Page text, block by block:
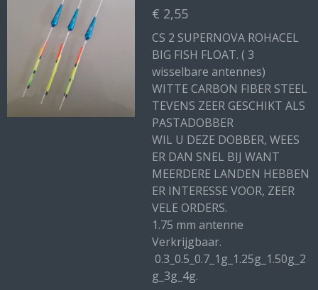
€ 2,55
CS 2 SUPERNOVA ROHACEL
BIG FISH FLOAT. ( 3
wisselbare antennes)
WITTE CARBON FIBER STEEL
TEVENS ZEER GESCHIKT ALS
PASTADOBBER
WIL U DEZE DOBBER, WEES
ER DAN SNEL BIJ WANT
MEERDERE LANDEN HEBBEN
ER INTERESSE VOOR, ZEER
VELE ORDERS.
1.75 mm antenne
Verkrijgbaar.
0.3_0.5_0.7_1g_1.25g_1.50g_2
g_3g_4g.